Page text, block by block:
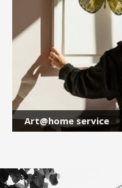
Art@home service
mailadres